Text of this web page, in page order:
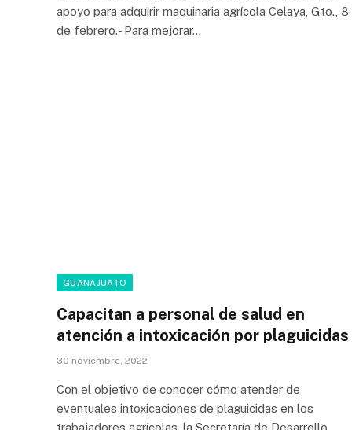
apoyo para adquirir maquinaria agrícola Celaya, Gto., 8
de febrero.- Para mejorar…
GUANAJUATO
Capacitan a personal de salud en
atención a intoxicación por plaguicidas
30 noviembre, 2022
Con el objetivo de conocer cómo atender de
eventuales intoxicaciones de plaguicidas en los
trabajadores agrícolas, la Secretaría de Desarrollo